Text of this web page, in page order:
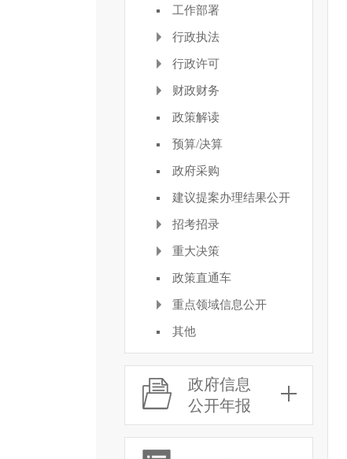
工作部署
行政执法
行政许可
财政财务
政策解读
预算/决算
政府采购
建议提案办理结果公开
招考招录
重大决策
政策直通车
重点领域信息公开
其他
政府信息
公开年报